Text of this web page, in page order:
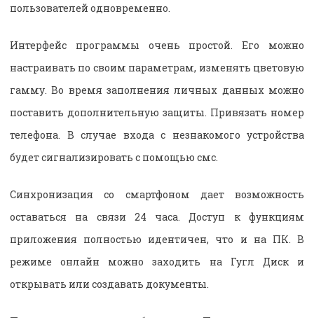
пользователей одновременно.
Интерфейс программы очень простой. Его можно
настраивать по своим параметрам, изменять цветовую
гамму. Во время заполнения личных данных можно
поставить дополнительную защиты. Привязать номер
телефона. В случае входа с незнакомого устройства
будет сигнализировать с помощью смс.
Синхронизация со смартфоном дает возможность
оставаться на связи 24 часа. Доступ к функциям
приложения полностью идентичен, что и на ПК. В
режиме онлайн можно заходить на Гугл Диск и
открывать или создавать документы.